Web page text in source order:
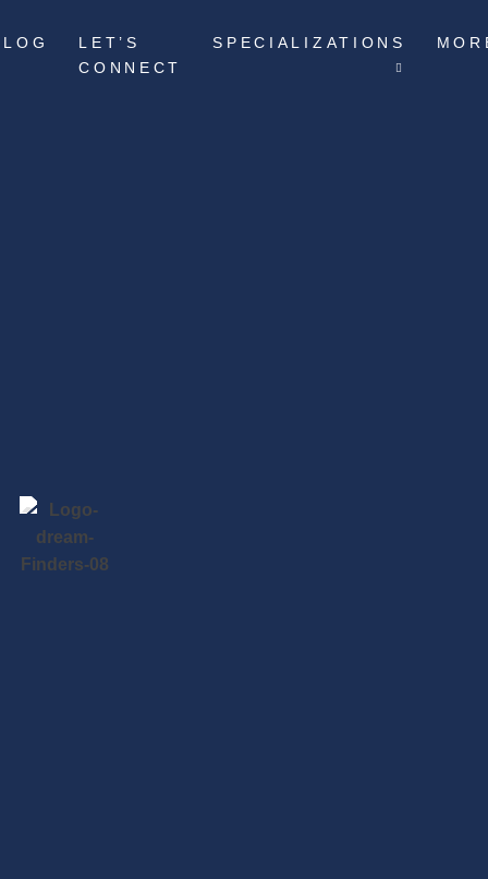
LET’S
CONNECT
SPECIALIZATIONS